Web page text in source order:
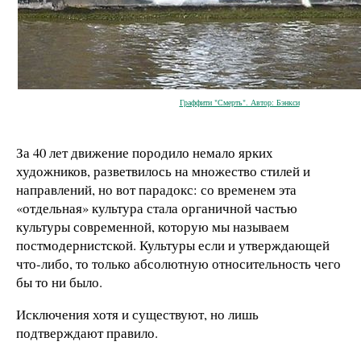
Граффити "Смерть". Автор: Бэнкси
За 40 лет движение породило немало ярких
художников, разветвилось на множество стилей и
направлений, но вот парадокс: со временем эта
«отдельная» культура стала органичной частью
культуры современной, которую мы называем
постмодернистской. Культуры если и утверждающей
что-либо, то только абсолютную относительность чего
бы то ни было.
Исключения хотя и существуют, но лишь
подтверждают правило.